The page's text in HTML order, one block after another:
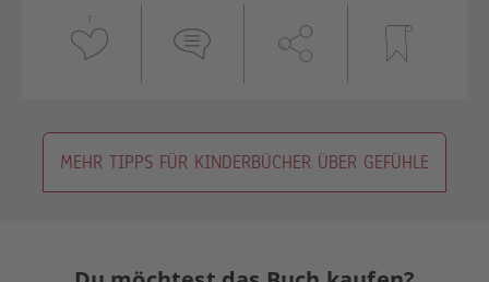
1
MEHR TIPPS FÜR KINDERBÜCHER ÜBER GEFÜHLE